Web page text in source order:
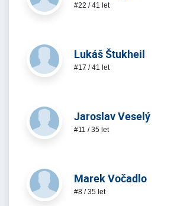
#22 / 41 let
Lukáš Štukheil
#17 / 41 let
Jaroslav Veselý
#11 / 35 let
Marek Vočadlo
#8 / 35 let